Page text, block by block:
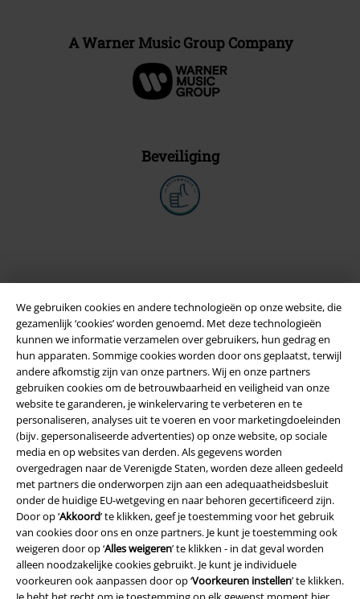
We gebruiken cookies en andere technologieën op onze website, die
gezamenlijk ‘cookies’ worden genoemd. Met deze technologieën
kunnen we informatie verzamelen over gebruikers, hun gedrag en
hun apparaten. Sommige cookies worden door ons geplaatst, terwijl
andere afkomstig zijn van onze partners. Wij en onze partners
gebruiken cookies om de betrouwbaarheid en veiligheid van onze
website te garanderen, je winkelervaring te verbeteren en te
personaliseren, analyses uit te voeren en voor marketingdoeleinden
(bijv. gepersonaliseerde advertenties) op onze website, op sociale
media en op websites van derden. Als gegevens worden
overgedragen naar de Verenigde Staten, worden deze alleen gedeeld
met partners die onderworpen zijn aan een adequaatheidsbesluit
onder de huidige EU-wetgeving en naar behoren gecertificeerd zijn.
Door op ‘Akkoord’ te klikken, geef je toestemming voor het gebruik
van cookies door ons en onze partners. Je kunt je toestemming ook
weigeren door op ‘Alles weigeren’ te klikken - in dat geval worden
alleen noodzakelijke cookies gebruikt. Je kunt je individuele
voorkeuren ook aanpassen door op ‘Voorkeuren instellen’ te klikken.
A Warner Music Group Company
Beveiliging
Legal
Algemene Voorwaarden
Bedrijfsgegevens
Privacyverklaring
Verklaring van conformiteit
Informatie over toegankelijkheid